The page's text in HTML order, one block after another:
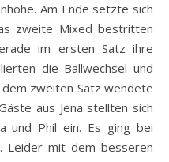
Am Ende setzte sich
zweite Mixed bestritten
im ersten Satz ihre
die Ballwechsel und
zweiten Satz wendete
aus Jena stellten sich
und Phil ein. Es ging bei
Leider mit dem besseren